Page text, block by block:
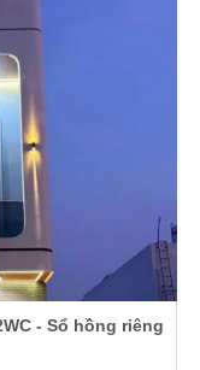
- Sổ hồng riêng